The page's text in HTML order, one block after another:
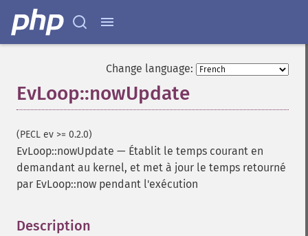
Change language:
EvLoop::nowUpdate
(PECL ev >= 0.2.0)
EvLoop::nowUpdate — Établit le temps courant en
demandant au kernel, et met à jour le temps retourné
par EvLoop::now pendant l'exécution
Description